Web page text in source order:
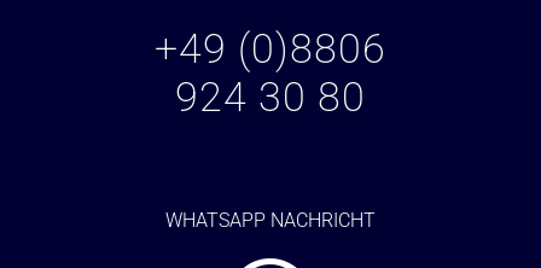
+49 (0)8806
924 30 80
WHATSAPP NACHRICHT